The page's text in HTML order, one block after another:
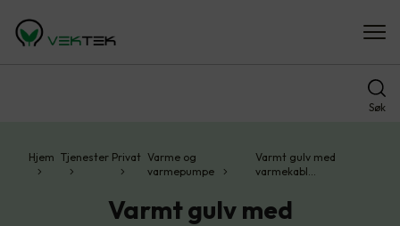
Søk
Hjem Tjenester Privat Varme og
varmepumpe
Varmt gulv med
varmekabl…
Varmt gulv med